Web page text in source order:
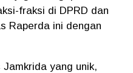
fraksi di DPRD dan
Raperda ini dengan
yang unik,